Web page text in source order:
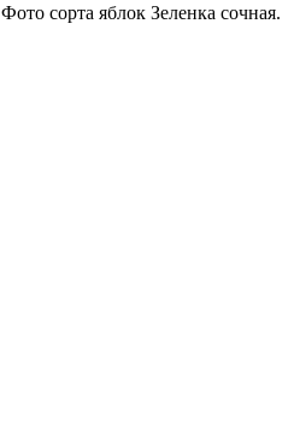
сорта яблок Зеленка сочная.